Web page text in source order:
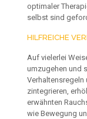
optimaler
selbst sind
HILFREICHE
Auf vielerlei
umzugehen und
Verhaltensregeln
zintegrieren,
erwähnten
wie Bewegung